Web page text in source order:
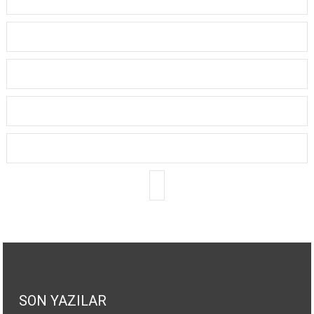
SON YAZILAR